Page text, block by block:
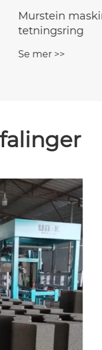
Kantstein
produksjonsmaskin
Se mer >>